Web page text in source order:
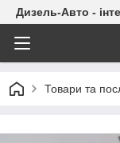
Дизель-Авто -
Товари та